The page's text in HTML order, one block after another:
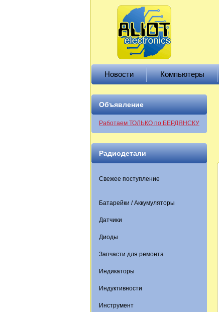
Новости Компьютеры
Объявление
Работаем ТОЛЬКО по БЕРДЯНСКУ
Радиодетали
Свежее поступление
Батарейки / Аккумуляторы
Датчики
Диоды
Запчасти для ремонта
Индикаторы
Индуктивности
Инструмент